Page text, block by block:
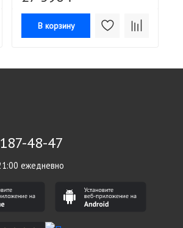
В корзину
48-47
ежедневно